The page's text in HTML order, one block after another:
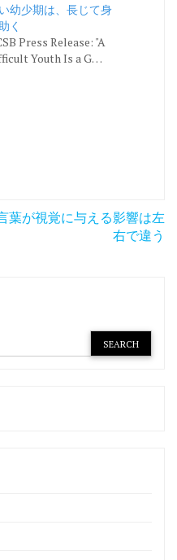
幼少期は、長じて身
く
Press Release: "A
Youth Is a G…
葉が視覚に与える影響は左
右で違う